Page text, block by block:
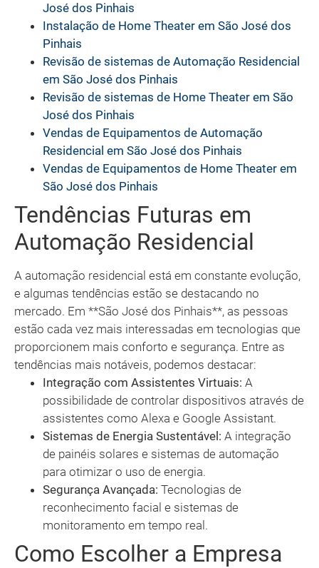
José dos Pinhais
Instalação de Home Theater em São José dos
Pinhais
Revisão de sistemas de Automação Residencial
em São José dos Pinhais
Revisão de sistemas de Home Theater em São
José dos Pinhais
Vendas de Equipamentos de Automação
Residencial em São José dos Pinhais
Vendas de Equipamentos de Home Theater em
São José dos Pinhais
Tendências Futuras em
Automação Residencial
A automação residencial está em constante evolução,
e algumas tendências estão se destacando no
mercado. Em **São José dos Pinhais**, as pessoas
estão cada vez mais interessadas em tecnologias que
proporcionem mais conforto e segurança. Entre as
tendências mais notáveis, podemos destacar:
Integração com Assistentes Virtuais: A
possibilidade de controlar dispositivos através de
assistentes como Alexa e Google Assistant.
Sistemas de Energia Sustentável: A integração
de painéis solares e sistemas de automação
para otimizar o uso de energia.
Segurança Avançada: Tecnologias de
reconhecimento facial e sistemas de
monitoramento em tempo real.
Como Escolher a Empresa